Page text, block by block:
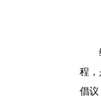
程，
倡议